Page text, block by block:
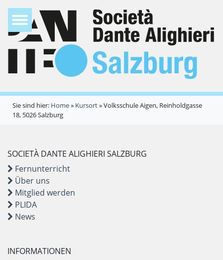
Sie sind hier: Home» Kursort»Volksschule Aigen, Reinholdgasse
18, 5026 Salzburg
SOCIETÀ DANTE ALIGHIERI SALZBURG
Fernunterricht
Über uns
Mitglied werden
PLIDA
News
INFORMATIONEN